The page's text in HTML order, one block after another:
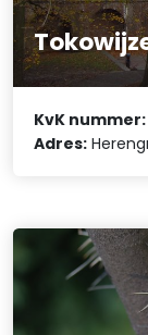
KvK nummer:
Adres: